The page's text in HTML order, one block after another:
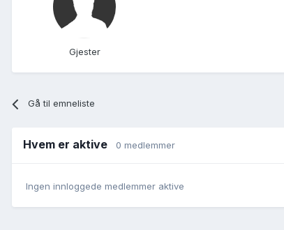
Gjester
Gå til emneliste
Hvem er aktive 0 medlemmer
Ingen innloggede medlemmer aktive